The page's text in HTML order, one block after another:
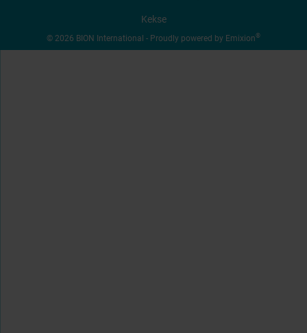
ANGEBOT ANFORDERN
© 2026 BION International - Proudly powered by Emixion®
Kekse